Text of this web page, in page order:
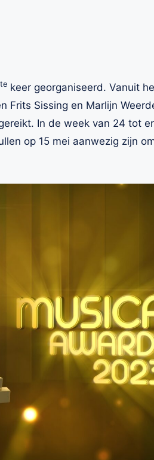
keer georganiseerd. Vanuit
Frits Sissing en Marlijn
In de week van 24 tot
op 15 mei aanwezig zijn